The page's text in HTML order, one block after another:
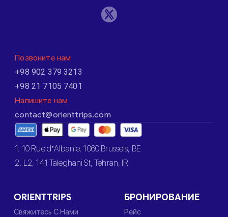
Позвоните нам
+98 902 379 3213
+98 21 7105 7401
Напишите нам
contact@orienttrips.com
1. 10 Rue d’Albanie, 1060 Brussels, BE
2. L2, 141 Taleghani St, Tehran, IR
ORIENTTRIPS
Свяжитесь С Нами
БРОНИРОВАНИЕ
Рейс